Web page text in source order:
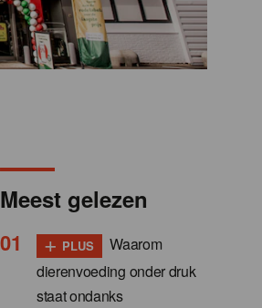
Meest gelezen
+ PLUS
Waarom
dierenvoeding onder druk
staat ondanks